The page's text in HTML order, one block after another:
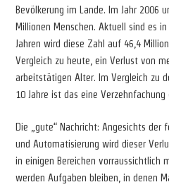
Bevölkerung im Lande. Im Jahr 2006
Millionen Menschen. Aktuell sind es
Jahren wird diese Zahl auf 46,4
Vergleich zu heute, ein Verlust von
arbeitstätigen Alter. Im Vergleich zu
10 Jahre ist das eine
Die „gute“ Nachricht: Angesichts der
und Automatisierung wird dieser
in einigen Bereichen vorraussichtlich
werden Aufgaben bleiben, in denen